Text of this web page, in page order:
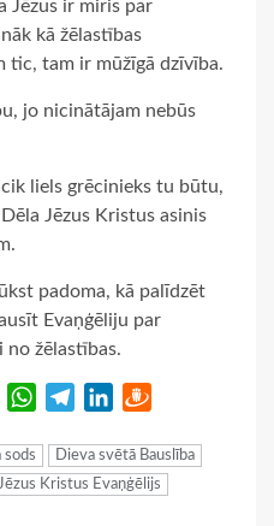
Jēzus ir miris par
kā žēlastības
tic, tam ir mūžīgā dzīvība.
jo nicinātājam nebūs
liels grēcinieks tu būtu,
Jēzus Kristus asinis
padoma, kā palīdzēt
Evaņģēliju par
no žēlastības.
Copy
WhatsApp
TelegramLinkedIn
sods
Dieva svētā Bauslība
Jēzus Kristus Evaņģēlijs